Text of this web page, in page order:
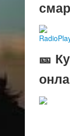
🎫